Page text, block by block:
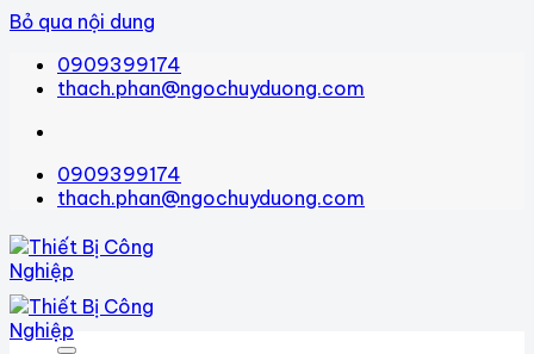
Bỏ qua nội dung
0909399174
thach.phan@ngochuyduong.com
0909399174
thach.phan@ngochuyduong.com